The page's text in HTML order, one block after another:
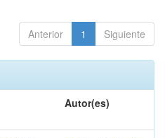
Anterior 1 Siguiente
Autor(es)